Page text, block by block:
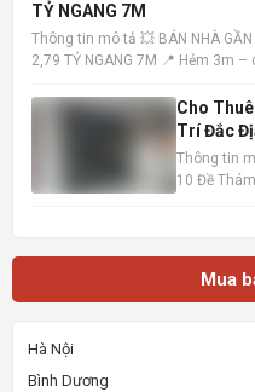
địa, khu dâ
TỶ NGANG 7M
Thông tin mô tả 💥 BÁN NHÀ GẦN
2,79 TỶ NGANG 7M 📍 Hẻm 3m
trệt 1 lầu – hướng Tây Bắc – sổ
Cho
Trí Đắc
Thông tin
10 Đề
Mua
Hà Nội
Bình Dương